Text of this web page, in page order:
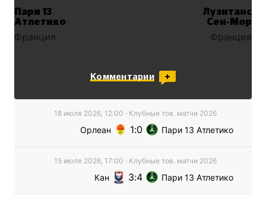
Пари 13
Атлетико
Франция
Лузитанс
Сен-Мор
Франция
Комментарии
18 июля 2026, 12:00 · Клубные тов. матчи 2026
Орлеан 1 0 Пари 13 Атлетико
15 июля 2026, 17:00 · Клубные тов. матчи 2026
Кан 3 4 Пари 13 Атлетико